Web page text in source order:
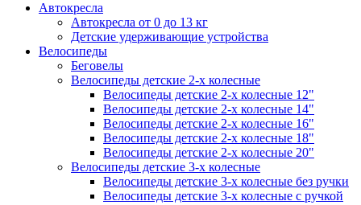
Автокресла
Автокресла от 0 до 13 кг
Детские удерживающие устройства
Велосипеды
Беговелы
Велосипеды детские 2-х колесные
Велосипеды детские 2-х колесные 12"
Велосипеды детские 2-х колесные 14"
Велосипеды детские 2-х колесные 16"
Велосипеды детские 2-х колесные 18"
Велосипеды детские 2-х колесные 20"
Велосипеды детские 3-х колесные
Велосипеды детские 3-х колесные без ручки
Велосипеды детские 3-х колесные с ручкой